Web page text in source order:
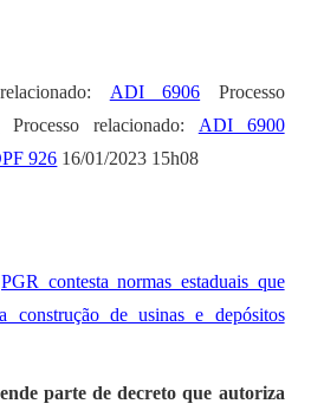
ADI 6906 Processo
Processo relacionado: ADI 6900
926 16/01/2023 15h08
PGR contesta normas estaduais que
construção de usinas e depósitos
parte de decreto que autoriza